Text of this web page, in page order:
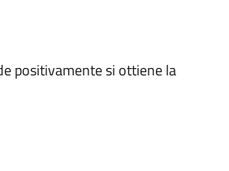
positivamente si ottiene la